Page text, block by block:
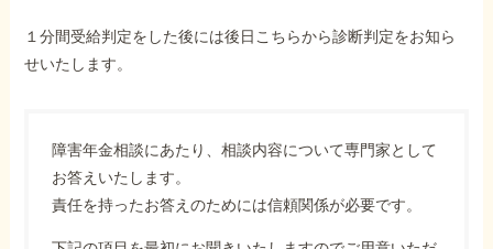
１分間受給判定をした後には後日こちらから診断判定をお知ら
せいたします。
障害年金相談にあたり、相談内容について専門家として
お答えいたします。
責任を持ったお答えのためには信頼関係が必要です。